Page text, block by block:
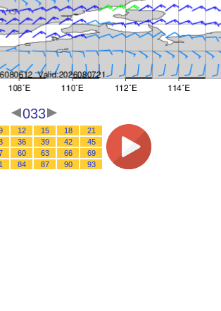
033
12 15 18
21
36 39 42
45
60 63 66
69
84 87 90 93